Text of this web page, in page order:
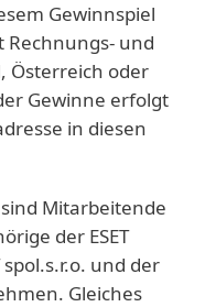
Gewinnspiel
Rechnungs- und
Österreich oder
Gewinne erfolgt
in diesen
Mitarbeitende
der ESET
spol.s.r.o. und der
Gleiches